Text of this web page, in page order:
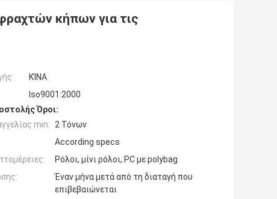
κήπων για τις
ΚΊΝΑ
Iso9001:2000
Όροι:
min: 2 Τόνων
According specs
Ρόλοι, μίνι ρόλοι, PC με polybag
Έναν μήνα μετά από τη διαταγή που
επιβεβαιώνεται